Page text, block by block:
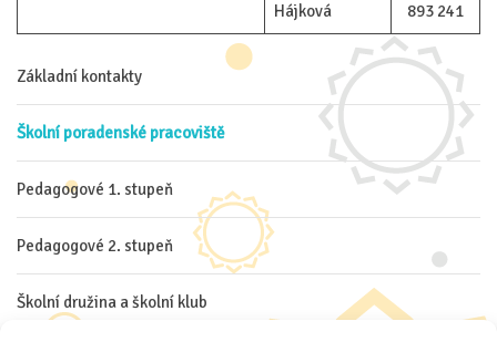
Hájková
893 241
Základní kontakty
Školní poradenské pracoviště
Pedagogové 1. stupeň
Pedagogové 2. stupeň
Školní družina a školní klub